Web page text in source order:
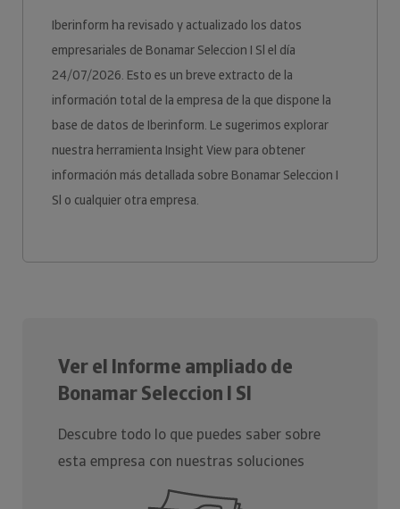
Iberinform ha revisado y actualizado los datos
empresariales de Bonamar Seleccion I Sl el día
24/07/2026. Esto es un breve extracto de la
información total de la empresa de la que dispone la
base de datos de Iberinform. Le sugerimos explorar
nuestra herramienta Insight View para obtener
información más detallada sobre Bonamar Seleccion I
Sl o cualquier otra empresa.
Ver el Informe ampliado de
Bonamar Seleccion I Sl
Descubre todo lo que puedes saber sobre
esta empresa con nuestras soluciones